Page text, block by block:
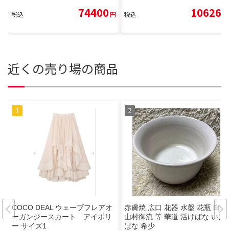
税込 74400円 税込 10626
近くの売り場の商品
COCO DEAL ウェーブフレアオ
ーガンジースカート アイボリ
ー サイズ1
赤膚焼 広口 花器 水盤 花瓶 白
山村御流 等 華道 活けばな いけ
ばな 希少